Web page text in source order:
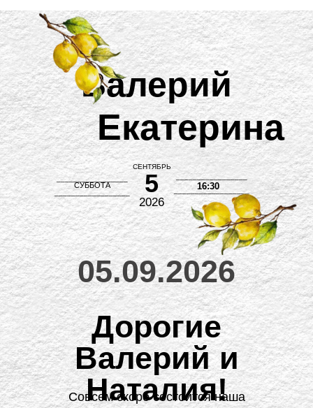
_________________
__________________
_________________
__________________
Валерий
Екатерина
2026
СЕНТЯБРЬ
5 16:30
СУББОТА
05.09.2026
Дорогие
Валерий и
Наталия!
Совсем скоро состоится наша